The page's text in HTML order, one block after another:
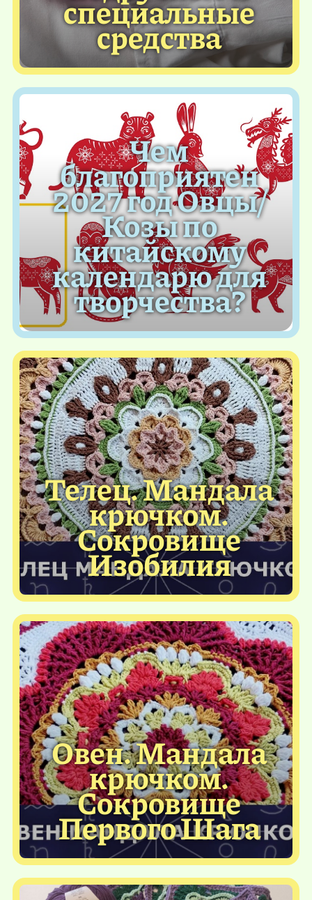
специальные
средства
Чем
благоприятен
2027 год Овцы/
Козы по
китайскому
календарю для
творчества?
Телец. Мандала
крючком.
Сокровище
Изобилия
Овен. Мандала
крючком.
Сокровище
Первого Шага